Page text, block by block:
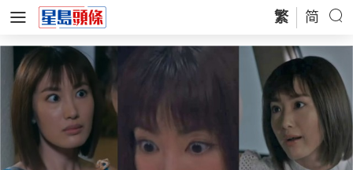
繁 简